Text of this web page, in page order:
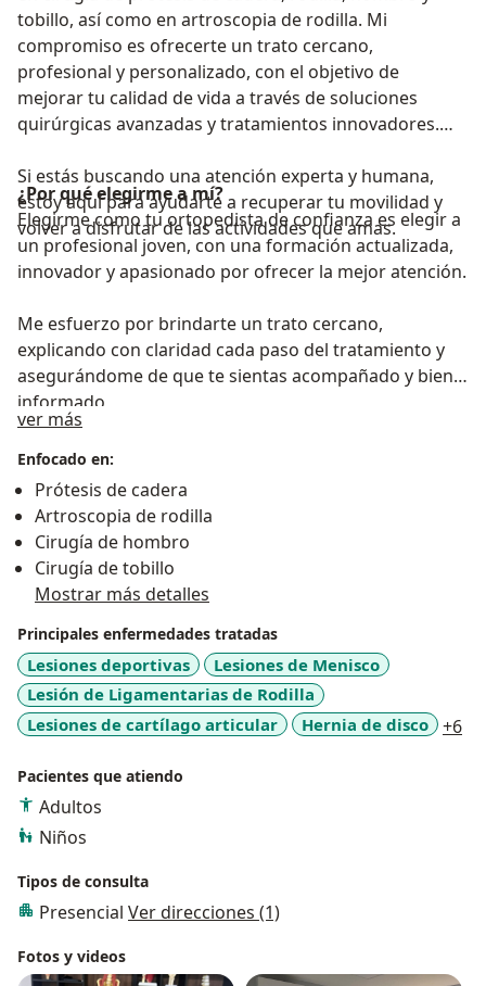
tobillo, así como en artroscopia de rodilla. Mi
compromiso es ofrecerte un trato cercano,
profesional y personalizado, con el objetivo de
mejorar tu calidad de vida a través de soluciones
quirúrgicas avanzadas y tratamientos innovadores.
Si estás buscando una atención experta y humana,
estoy aquí para ayudarte a recuperar tu movilidad y
volver a disfrutar de las actividades que amas.
¿Por qué elegirme a mí?
Elegirme como tu ortopedista de confianza es elegir a
un profesional joven, con una formación actualizada,
innovador y apasionado por ofrecer la mejor atención.
Me esfuerzo por brindarte un trato cercano,
explicando con claridad cada paso del tratamiento y
asegurándome de que te sientas acompañado y bien
informado
ver más
Enfocado en:
Prótesis de cadera
Artroscopia de rodilla
Cirugía de hombro
Cirugía de tobillo
Mostrar más detalles
Principales enfermedades tratadas
Lesiones deportivas
Lesiones de Menisco
Lesión de Ligamentarias de Rodilla
Lesiones de cartílago articular
Hernia de disco +6
Pacientes que atiendo
Adultos
Niños
Tipos de consulta
Presencial Ver direcciones (1)
Fotos y videos